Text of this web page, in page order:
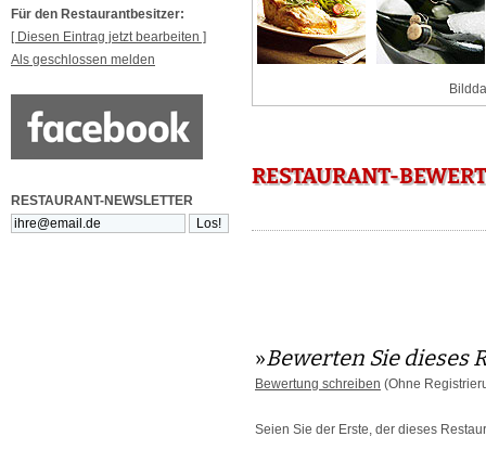
Für den Restaurantbesitzer:
[ Diesen Eintrag jetzt bearbeiten ]
Als geschlossen melden
RESTAURANT-NEWSLETTER
RESTAURANT-
»Bewerten Sie dieses
Bewertung schreiben (Ohne
Seien Sie der Erste, der dieses